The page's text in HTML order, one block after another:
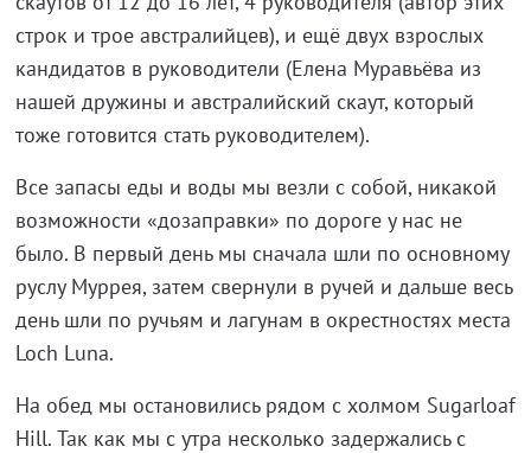
строк и трое австралийцев), и ещё двух взрослых
кандидатов в руководители (Елена Муравьёва из
нашей дружины и австралийский скаут, который
тоже готовится стать руководителем).
Все запасы еды и воды мы везли с собой, никакой
возможности «дозаправки» по дороге у нас не
было. В первый день мы сначала шли по основному
руслу Муррея, затем свернули в ручей и дальше весь
день шли по ручьям и лагунам в окрестностях места
Loch Luna.
На обед мы остановились рядом с холмом Sugarloaf
Hill. Так как мы с утра несколько задержались с